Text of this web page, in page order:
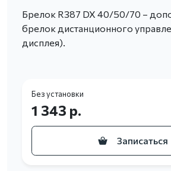
Брелок R387 DX 40/50/70 –
брелок дистанционного
дисплея).
Без установки
1 343 р.
Записаться